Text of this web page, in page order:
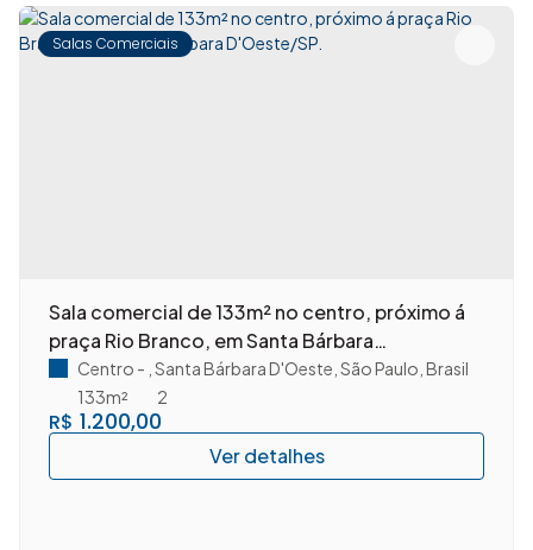
Salas Comerciais
Sala comercial de 133m² no centro, próximo á
praça Rio Branco, em Santa Bárbara
D'Oeste/SP.
R$ 1.200,00
Centro Santa Bárbara D'Oeste São Paulo Brasil
2
133m²